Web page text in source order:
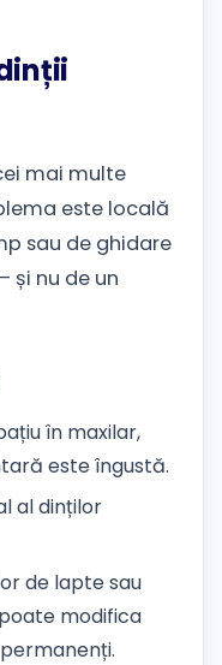
mai multe
este locală
sau de ghidare
și nu de un
în maxilar,
este îngustă.
al dinților
de lapte sau
modifica